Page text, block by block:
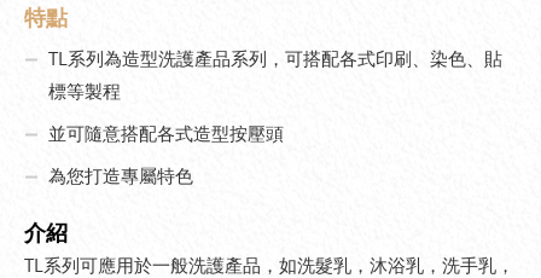
特點
TL系列為造型洗護產品系列，可搭配各式印刷、染色、貼
標等製程
並可隨意搭配各式造型按壓頭
為您打造專屬特色
介紹
TL系列可應用於一般洗護產品，如洗髮乳，沐浴乳，洗手乳，